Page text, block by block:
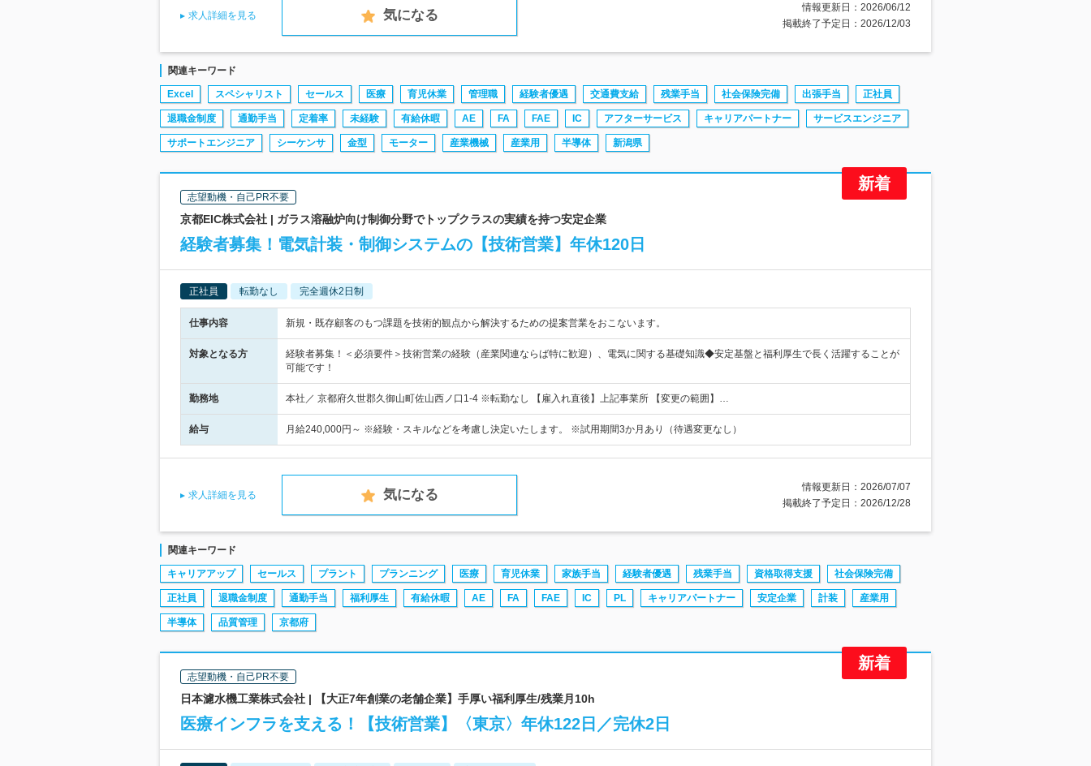
求人詳細を見る 気になる
情報更新日：2026/06/12
掲載終了予定日：2026/12/03
関連キーワード
Excel スペシャリスト セールス 医療 育児休業 管理職 経験者優遇 交通費支給 残業手当 社会保険完備 出張手当 正社員
退職金制度 通勤手当 定着率 未経験 有給休暇 AE FA FAE IC アフターサービス キャリアパートナー サービスエンジニア
サポートエンジニア シーケンサ 金型 モーター 産業機械 産業用 半導体 新潟県
志望動機・自己PR不要
京都EIC株式会社 | ガラス溶融炉向け制御分野でトップクラスの実績を持つ安定企業
経験者募集！電気計装・制御システムの【技術営業】年休120日
正社員 転勤なし 完全週休2日制
仕事内容 新規・既存顧客のもつ課題を技術的観点から解決するための提案営業をおこないます。
対象となる方
経験者募集！＜必須要件＞技術営業の経験（産業関連ならば特に歓迎）、電気に関する基礎知識◆安定基盤と福利厚生で長く活躍することが
可能です！
勤務地 本社／ 京都府久世郡久御山町佐山西ノ口1-4 ※転勤なし 【雇入れ直後】上記事業所 【変更の範囲】…
給与 月給240,000円～ ※経験・スキルなどを考慮し決定いたします。 ※試用期間3か月あり（待遇変更なし）
求人詳細を見る 気になる
情報更新日：2026/07/07
掲載終了予定日：2026/12/28
関連キーワード
キャリアアップ セールス プラント プランニング 医療 育児休業 家族手当 経験者優遇 残業手当 資格取得支援 社会保険完備
正社員 退職金制度 通勤手当 福利厚生 有給休暇 AE FA FAE IC PL キャリアパートナー 安定企業 計装 産業用
半導体 品質管理 京都府
志望動機・自己PR不要
日本濾水機工業株式会社 | 【大正7年創業の老舗企業】手厚い福利厚生/残業月10h
医療インフラを支える！【技術営業】〈東京〉年休122日／完休2日